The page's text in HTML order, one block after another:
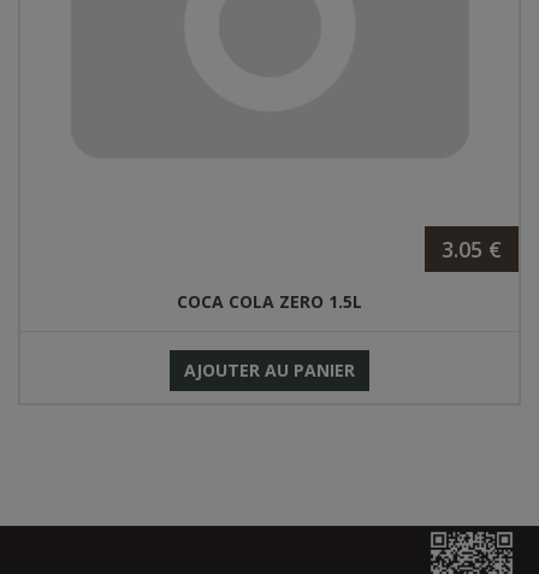
3.05 €
COCA COLA ZERO 1.5L
AJOUTER AU PANIER